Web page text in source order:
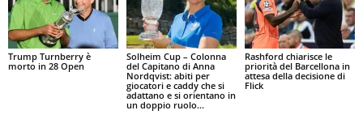
Trump Turnberry è
morto in 28 Open
Solheim Cup – Colonna
del Capitano di Anna
Nordqvist: abiti per
giocatori e caddy che si
adattano e si orientano in
un doppio ruolo...
Rashford chiarisce le
priorità del Barcellona in
attesa della decisione di
Flick